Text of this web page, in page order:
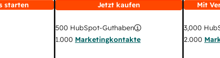
starten Jetzt kaufen
500 HubSpot-Guthaben
1.000 Marketingkontakte
Mit
3,000
2.000